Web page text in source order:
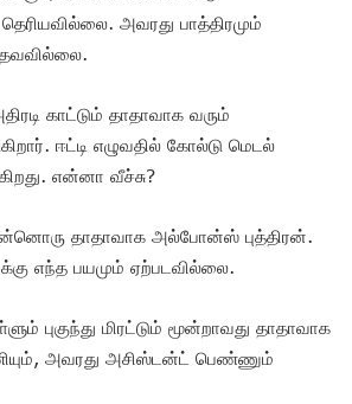
அவரது பாத்திரமும்
காட்டும் தாதாவாக வரும்
ஈட்டி எழுவதில் கோல்டு மெடல்
என்னா வீச்சு?
தாதாவாக அல்போன்ஸ் புத்திரன்.
எந்த பயமும் ஏற்படவில்லை.
புகுந்து மிரட்டும் மூன்றாவது தாதாவாக
அவரது அசிஸ்டன்ட் பெண்ணும்